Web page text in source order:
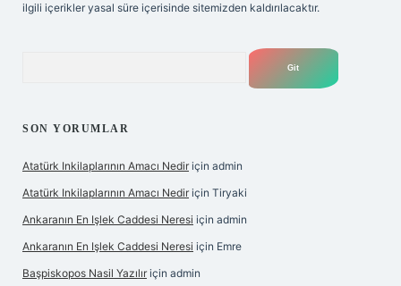
ilgili içerikler yasal süre içerisinde sitemizden kaldırılacaktır.
SON YORUMLAR
Atatürk Inkilaplarının Amacı Nedir için admin
Atatürk Inkilaplarının Amacı Nedir için Tiryaki
Ankaranın En Işlek Caddesi Neresi için admin
Ankaranın En Işlek Caddesi Neresi için Emre
Başpiskopos Nasil Yazılır için admin